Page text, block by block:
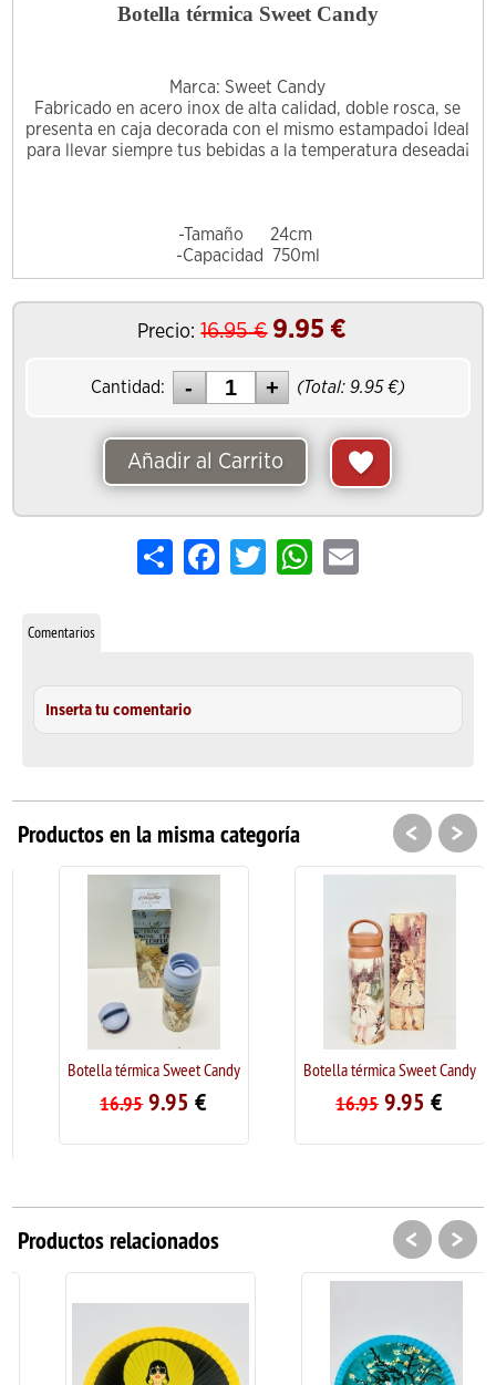
Botella térmica Sweet Candy
Marca: Sweet Candy
Fabricado en acero inox de alta calidad, doble rosca, se
presenta en caja decorada con el mismo estampado¡ Ideal
para llevar siempre tus bebidas a la temperatura deseada¡
-Tamaño 24cm
-Capacidad 750ml
Precio: 16.95€ 9.95 €
Cantidad: (Total: 9.95€)
Añadir al Carrito
Share FacebookTwitterWhatsApp
Email
Comentarios
Inserta tu comentario
Productos en la misma categoría
Botella térmica Sweet Candy
16.95 9.95€
Botella térmica Sweet Candy
16.95 9.95€
< >
Productos relacionados < >